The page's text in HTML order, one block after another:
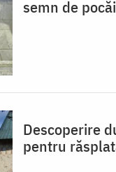
semn de
Descoperire
pentru